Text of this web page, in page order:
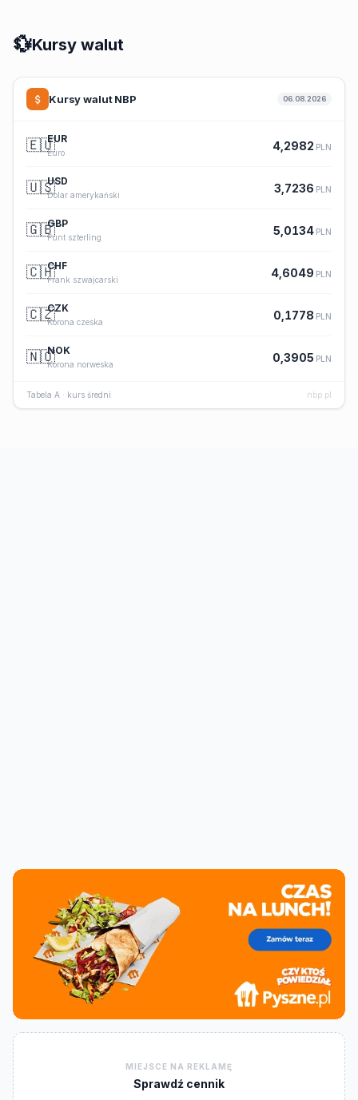
💱Kursy walut
Kursy walut NBP 06.08.2026
🇪🇺EUR
Euro
4,2982 PLN
🇺🇸USD
Dolar amerykański
3,7236 PLN
🇬🇧GBP
Funt szterling
5,0134 PLN
🇨🇭CHF
Frank szwajcarski
4,6049 PLN
🇨🇿CZK
Korona czeska
0,1778 PLN
🇳🇴NOK
Korona norweska
0,3905 PLN
Tabela A · kurs średni nbp.pl
MIEJSCE NA REKLAMĘ
Sprawdź cennik